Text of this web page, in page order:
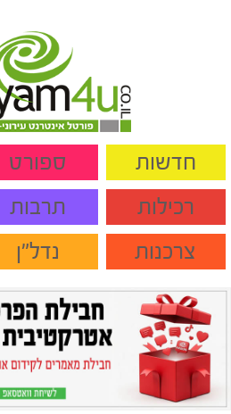
חדשות ספורט
רכילות
תרבות
צרכנות
נדל"ן